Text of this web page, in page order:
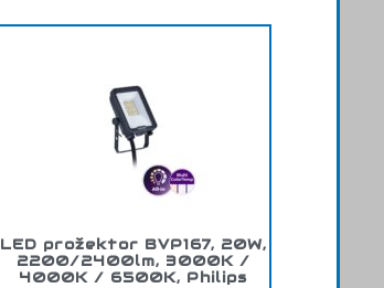
LED prožektor BVP167, 20W,
2200/2400lm, 3000K /
4000K / 6500K, Philips